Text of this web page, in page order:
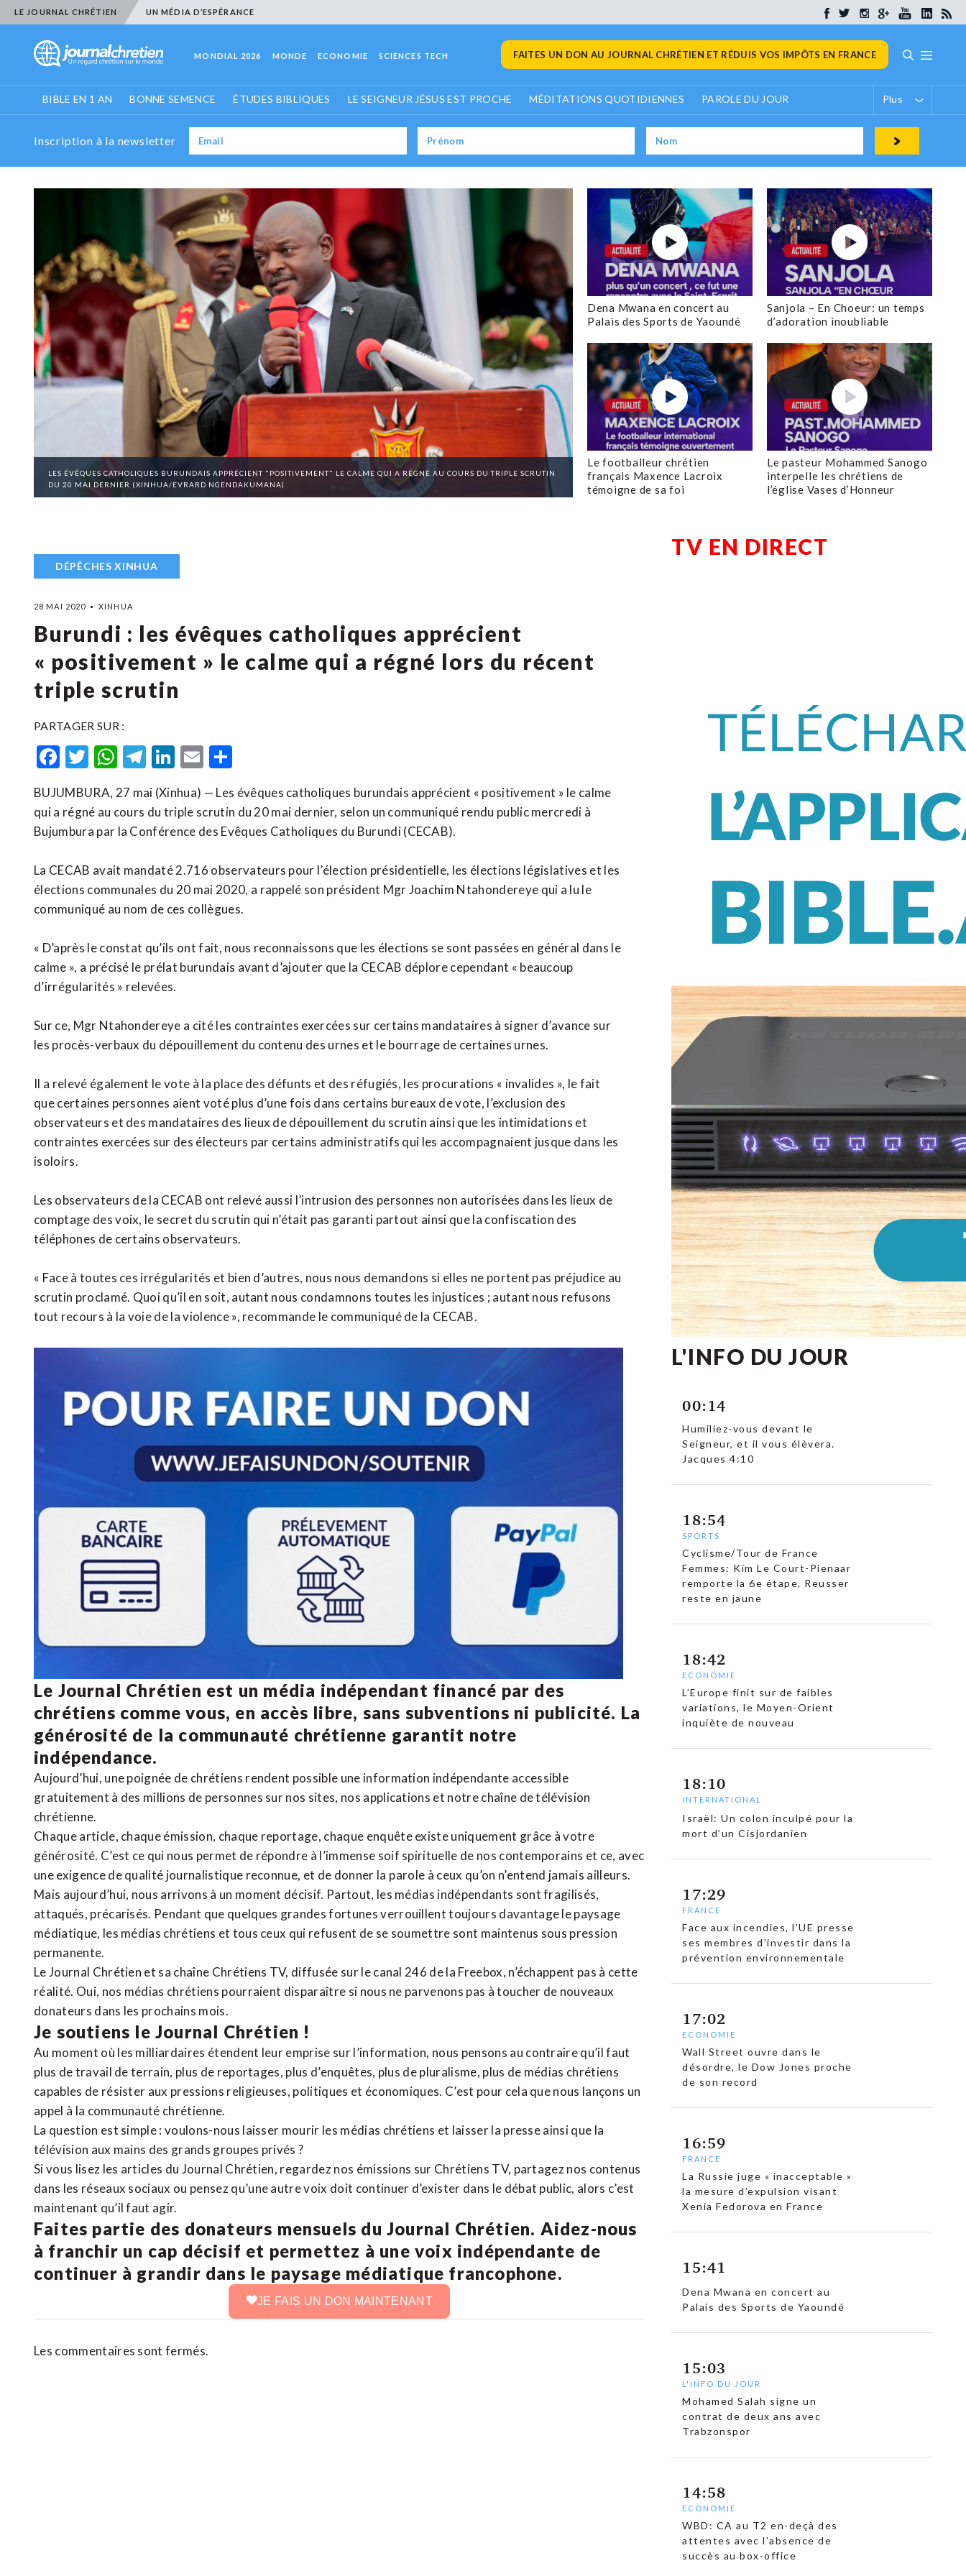
LE JOURNAL CHRÉTIEN UN MÉDIA D’ESPÉRANCE
MONDIAL 2026 MONDE ECONOMIE SCIENCES TECH FAITES UN DON AU JOURNAL CHRÉTIEN ET RÉDUIS VOS IMPÔTS EN FRANCE
BIBLE EN 1 AN BONNE SEMENCE ÉTUDES BIBLIQUES LE SEIGNEUR JÉSUS EST PROCHE MÉDITATIONS QUOTIDIENNES PAROLE DU JOUR Plus
Inscription à la newsletter
LES ÉVÊQUES CATHOLIQUES BURUNDAIS APPRÉCIENT "POSITIVEMENT" LE CALME QUI A RÉGNÉ AU COURS DU TRIPLE SCRUTIN
DU 20 MAI DERNIER (XINHUA/EVRARD NGENDAKUMANA)
Dena Mwana en concert au
Palais des Sports de Yaoundé
Sanjola – En Choeur: un temps
d’adoration inoubliable
Le footballeur chrétien
français Maxence Lacroix
témoigne de sa foi
Le pasteur Mohammed Sanogo
interpelle les chrétiens de
l’église Vases d’Honneur
DÉPÊCHES XINHUA
28 MAI 2020 XINHUA
Burundi : les évêques catholiques apprécient
« positivement » le calme qui a régné lors du récent
triple scrutin
PARTAGER SUR :
Facebook
Twitter
WhatsApp
Telegram
LinkedIn
Email
BUJUMBURA, 27 mai (Xinhua) — Les évêques catholiques burundais apprécient « positivement » le calme
qui a régné au cours du triple scrutin du 20 mai dernier, selon un communiqué rendu public mercredi à
Bujumbura par la Conférence des Evêques Catholiques du Burundi (CECAB).
La CECAB avait mandaté 2.716 observateurs pour l’élection présidentielle, les élections législatives et les
élections communales du 20 mai 2020, a rappelé son président Mgr Joachim Ntahondereye qui a lu le
communiqué au nom de ces collègues.
« D’après le constat qu’ils ont fait, nous reconnaissons que les élections se sont passées en général dans le
calme », a précisé le prélat burundais avant d’ajouter que la CECAB déplore cependant « beaucoup
d’irrégularités » relevées.
Sur ce, Mgr Ntahondereye a cité les contraintes exercées sur certains mandataires à signer d’avance sur
les procès-verbaux du dépouillement du contenu des urnes et le bourrage de certaines urnes.
Il a relevé également le vote à la place des défunts et des réfugiés, les procurations « invalides », le fait
que certaines personnes aient voté plus d’une fois dans certains bureaux de vote, l’exclusion des
observateurs et des mandataires des lieux de dépouillement du scrutin ainsi que les intimidations et
contraintes exercées sur des électeurs par certains administratifs qui les accompagnaient jusque dans les
isoloirs.
Les observateurs de la CECAB ont relevé aussi l’intrusion des personnes non autorisées dans les lieux de
comptage des voix, le secret du scrutin qui n’était pas garanti partout ainsi que la confiscation des
téléphones de certains observateurs.
« Face à toutes ces irrégularités et bien d’autres, nous nous demandons si elles ne portent pas préjudice au
scrutin proclamé. Quoi qu’il en soit, autant nous condamnons toutes les injustices ; autant nous refusons
tout recours à la voie de la violence », recommande le communiqué de la CECAB.
Le Journal Chrétien est un média indépendant financé par des
chrétiens comme vous, en accès libre, sans subventions ni publicité. La
générosité de la communauté chrétienne garantit notre
indépendance.
Aujourd’hui, une poignée de chrétiens rendent possible une information indépendante accessible
gratuitement à des millions de personnes sur nos sites, nos applications et notrechaîne de télévision
chrétienne.
Chaque article, chaque émission, chaque reportage, chaque enquête existe uniquement grâce à votre
générosité. C’est ce qui nous permet de répondre à l’immense soif spirituelle de nos contemporains et ce, avec
une exigence de qualité journalistique reconnue, et de donner la parole à ceux qu’on n’entend jamais ailleurs.
Mais aujourd’hui, nous arrivons à un moment décisif. Partout, les médias indépendants sont fragilisés,
attaqués, précarisés. Pendant que quelques grandes fortunes verrouillent toujours davantage le paysage
médiatique, les médias chrétiens et tous ceux qui refusent de se soumettre sont maintenus sous pression
permanente.
Le Journal Chrétien et sa chaîne Chrétiens TV, diffusée sur le canal 246 de la Freebox, n’échappent pas à cette
réalité. Oui, nos médias chrétiens pourraient disparaître si nous ne parvenons pas à toucher de nouveaux
donateurs dans les prochains mois.
Je soutiens le Journal Chrétien !
Au moment où les milliardaires étendent leur emprise sur l’information, nous pensons au contraire qu’il faut
plus de travail de terrain, plus de reportages, plus d’enquêtes, plus de pluralisme, plus de médias chrétiens
capables de résister aux pressions religieuses, politiques et économiques. C’est pour cela que nous lançons un
appel à la communauté chrétienne.
La question est simple : voulons-nous laisser mourir les médias chrétiens et laisser la presse ainsi que la
télévision aux mains des grands groupes privés ?
Si vous lisez les articles du Journal Chrétien, regardez nos émissions sur Chrétiens TV, partagez nos contenus
dans les réseaux sociaux ou pensez qu’une autre voix doit continuer d’exister dans le débat public, alors c’est
maintenant qu’il faut agir.
Faites partie des donateurs mensuels du Journal Chrétien. Aidez-nous
à franchir un cap décisif et permettez à une voix indépendante de
continuer à grandir dans le paysage médiatique francophone.
JE FAIS UN DON MAINTENANT
Les commentaires sont fermés.
TV EN DIRECT
L'INFO DU JOUR
00:14
Humiliez-vous devant le
Seigneur, et il vous élèvera.
Jacques 4:10
18:54
SPORTS
Cyclisme/Tour de France
Femmes: Kim Le Court-Pienaar
remporte la 6e étape, Reusser
reste en jaune
18:42
ECONOMIE
L’Europe finit sur de faibles
variations, le Moyen-Orient
inquiète de nouveau
18:10
INTERNATIONAL
Israël: Un colon inculpé pour la
mort d’un Cisjordanien
17:29
FRANCE
Face aux incendies, l’UE presse
ses membres d’investir dans la
prévention environnementale
17:02
ECONOMIE
Wall Street ouvre dans le
désordre, le Dow Jones proche
de son record
16:59
FRANCE
La Russie juge « inacceptable »
la mesure d’expulsion visant
Xenia Fedorova en France
15:41
Dena Mwana en concert au
Palais des Sports de Yaoundé
15:03
L'INFO DU JOUR
Mohamed Salah signe un
contrat de deux ans avec
Trabzonspor
14:58
ECONOMIE
WBD: CA au T2 en-deçà des
attentes avec l’absence de
succès au box-office